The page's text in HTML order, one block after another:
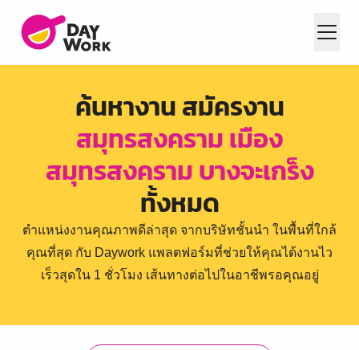
ค้นหางาน สมัครงาน
สมุทรสงคราม เมือง
สมุทรสงคราม บางจะเกร็ง
ทั้งหมด
ตำแหน่งงานคุณภาพดีล่าสุด จากบริษัทชั้นนำ ในพื้นที่ใกล้
คุณที่สุด กับ Daywork แพลตฟอร์มที่ช่วยให้คุณได้งานไว
เร็วสุดใน 1 ชั่วโมง เส้นทางต่อไปในอาชีพรอคุณอยู่